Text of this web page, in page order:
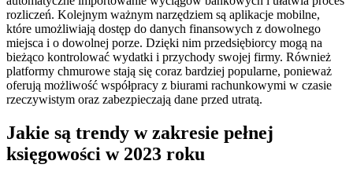
rozliczeń. Kolejnym ważnym narzędziem są aplikacje mobilne,
które umożliwiają dostęp do danych finansowych z dowolnego
miejsca i o dowolnej porze. Dzięki nim przedsiębiorcy mogą na
bieżąco kontrolować wydatki i przychody swojej firmy. Również
platformy chmurowe stają się coraz bardziej popularne, ponieważ
oferują możliwość współpracy z biurami rachunkowymi w czasie
rzeczywistym oraz zabezpieczają dane przed utratą.
Jakie są trendy w zakresie pełnej
księgowości w 2023 roku